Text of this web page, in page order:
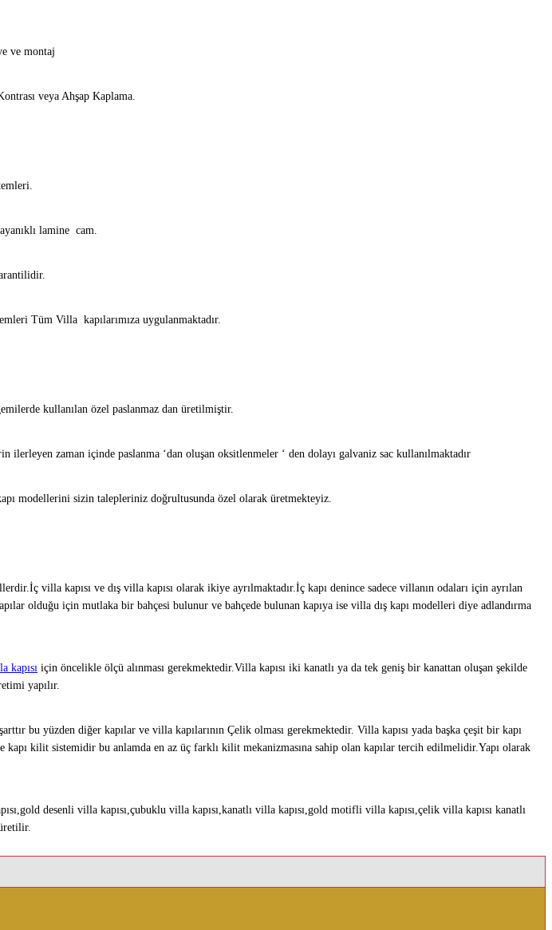
ve montaj
veya Ahşap Kaplama.
lamine cam.
Tüm Villa kapılarımıza uygulanmaktadır.
kullanılan özel paslanmaz dan üretilmiştir.
zaman içinde paslanma ‘dan oluşan oksitlenmeler ‘ den dolayı galvaniz sac kullanılmaktadır
modellerini sizin talepleriniz doğrultusunda özel olarak üretmekteyiz.
villa kapısı ve dış villa kapısı olarak ikiye ayrılmaktadır.İç kapı denince sadece villanın odaları için ayrılan
olduğu için mutlaka bir bahçesi bulunur ve bahçede bulunan kapıya ise villa dış kapı modelleri diye adlandırma
kapısı için öncelikle ölçü alınması gerekmektedir.Villa kapısı iki kanatlı ya da tek geniş bir kanattan oluşan şekilde
yapılır.
bu yüzden diğer kapılar ve villa kapılarının Çelik olması gerekmektedir. Villa kapısı yada başka çeşit bir kapı
kilit sistemidir bu anlamda en az üç farklı kilit mekanizmasına sahip olan kapılar tercih edilmelidir.Yapı olarak
desenli villa kapısı,çubuklu villa kapısı,kanatlı villa kapısı,gold motifli villa kapısı,çelik villa kapısı kanatlı